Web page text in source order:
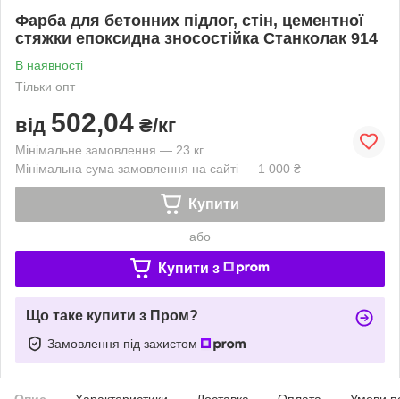
Фарба для бетонних підлог, стін, цементної
стяжки епоксидна зносостійка Станколак 914
В наявності
Тільки опт
від 502,04 ₴/кг
Мінімальне замовлення — 23 кг
Мінімальна сума замовлення на сайті — 1 000 ₴
Купити
або
Купити з
Що таке купити з Пром?
Замовлення під захистом